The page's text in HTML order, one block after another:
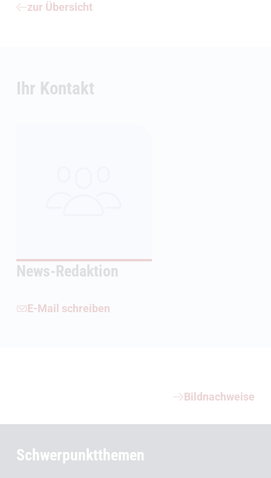
zur Übersicht
Ihr Kontakt
News-Redaktion
E-Mail schreiben
Bildnachweise
Schwerpunktthemen